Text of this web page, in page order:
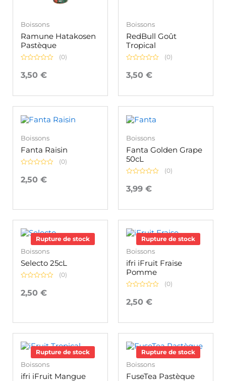
Boissons
Ramune Hatakosen
Pastèque
0
sur
(0)
3,50 €
Boissons
RedBull Goût
Tropical
0
sur
(0)
3,50 €
Boissons
Fanta Raisin
0
sur
(0)
2,50 €
Boissons
Fanta Golden Grape
50cL
0
sur
(0)
3,99 €
Rupture de stock
Boissons
Selecto 25cL
0
sur
(0)
2,50 €
Rupture de stock
Boissons
ifri iFruit Fraise
Pomme
0
sur
(0)
2,50 €
Rupture de stock
Boissons
ifri iFruit Mangue
Rupture de stock
Boissons
FuseTea Pastèque